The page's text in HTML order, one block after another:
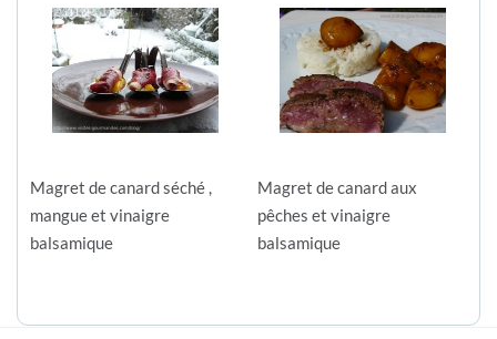
Magret de canard séché ,
mangue et vinaigre
balsamique
Magret de canard aux
pêches et vinaigre
balsamique